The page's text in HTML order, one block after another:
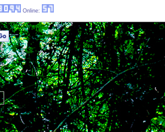
Online: